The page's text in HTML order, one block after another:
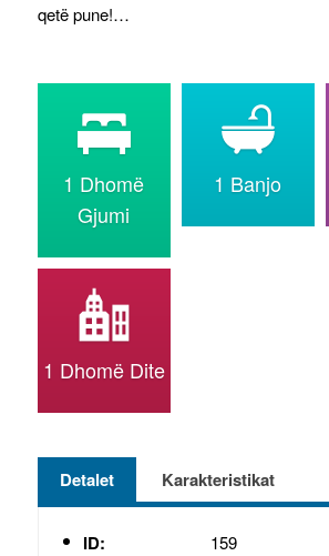
qetë pune!…
1 Dhomë
Gjumi
1 Banjo
1 Dhomë Dite
Detalet Karakteristikat
ID: 159